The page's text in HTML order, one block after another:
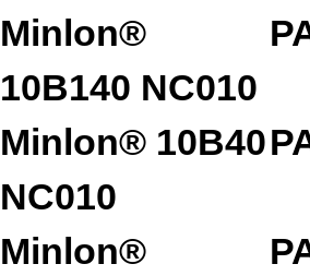
Minlon®
10B140 NC010
Minlon® 10B40
NC010
Minlon®